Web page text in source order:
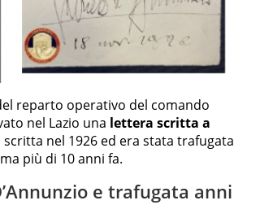
reparto operativo del comando
nel Lazio una lettera scritta a
scritta nel 1926 ed era stata trafugata
più di 10 anni fa.
e trafugata anni